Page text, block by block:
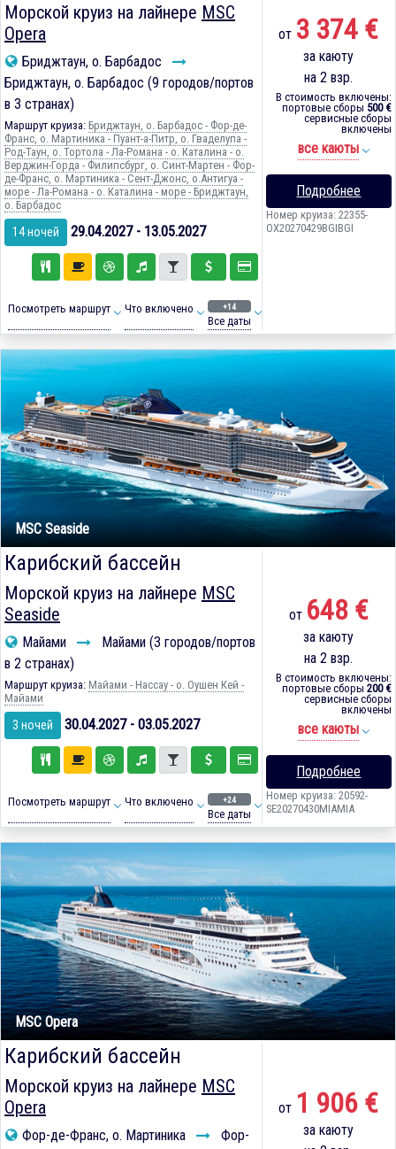
Морской круиз на лайнере MSC
Opera
Бриджтаун, о. Барбадос
Бриджтаун, о. Барбадос (9 городов/портов
в 3 странах)
Маршрут круиза: Бриджтаун, о. Барбадос - Фор-де-
Франс, о. Мартиника - Пуант-а-Питр, о. Гваделупа -
Род-Таун, о. Тортола - Ла-Романа - о. Каталина - о.
Верджин-Горда - Филипсбург, о. Синт-Мартен - Фор-
де-Франс, о. Мартиника - Сент-Джонс, о.Антигуа -
море - Ла-Романа - о. Каталина - море - Бриджтаун,
о. Барбадос
14 ночей 29.04.2027 - 13.05.2027
Посмотреть маршрут Что включено +14
Все даты
от 3 374 €
за каюту
на 2 взр.
В стоимость включены:
портовые сборы 500 €
сервисные сборы
включены
все каюты
Подробнее
Номер круиза: 22355-
OX20270429BGIBGI
MSC Seaside
Карибский бассейн
Морской круиз на лайнере MSC
Seaside
Майами
Майами (3 городов/портов
в 2 странах)
Маршрут круиза: Майами - Нассау - о. Оушен Кей -
Майами
3 ночей 30.04.2027 - 03.05.2027
Посмотреть маршрут Что включено +24
Все даты
от 648 €
за каюту
на 2 взр.
В стоимость включены:
портовые сборы 200 €
сервисные сборы
включены
все каюты
Подробнее
Номер круиза: 20592-
SE20270430MIAMIA
MSC Opera
Карибский бассейн
Морской круиз на лайнере MSC
Opera
Фор-де-Франс, о. Мартиника
Фор-
от 1 906 €
за каюту